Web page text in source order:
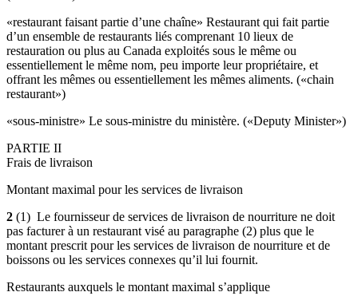
«restaurant faisant partie d’une chaîne» Restaurant qui fait partie
d’un ensemble de restaurants liés comprenant 10 lieux de
restauration ou plus au Canada exploités sous le même ou
essentiellement le même nom, peu importe leur propriétaire, et
offrant les mêmes ou essentiellement les mêmes aliments. («chain
restaurant»)
«sous-ministre» Le sous-ministre du ministère. («Deputy Minister»)
PARTIE II
Frais de livraison
Montant maximal pour les services de livraison
2 (1) Le fournisseur de services de livraison de nourriture ne doit
pas facturer à un restaurant visé au paragraphe (2) plus que le
montant prescrit pour les services de livraison de nourriture et de
boissons ou les services connexes qu’il lui fournit.
Restaurants auxquels le montant maximal s’applique